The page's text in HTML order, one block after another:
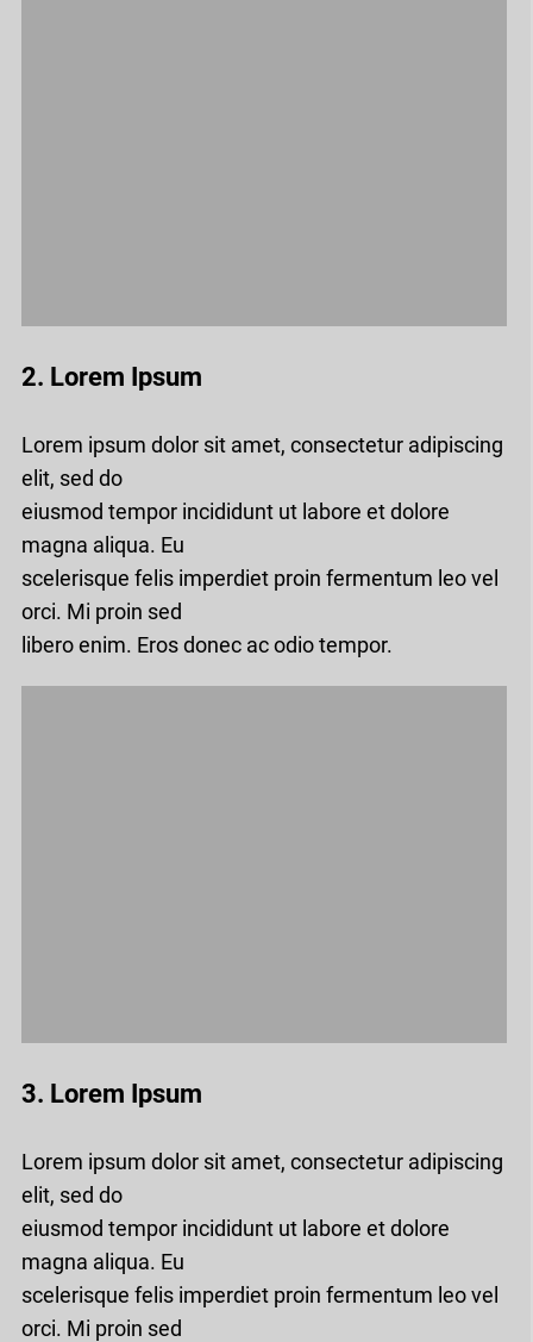
2. Lorem Ipsum
Lorem ipsum dolor sit amet, consectetur adipiscing
elit, sed do
eiusmod tempor incididunt ut labore et dolore
magna aliqua. Eu
scelerisque felis imperdiet proin fermentum leo vel
orci. Mi proin sed
libero enim. Eros donec ac odio tempor.
3. Lorem Ipsum
Lorem ipsum dolor sit amet, consectetur adipiscing
elit, sed do
eiusmod tempor incididunt ut labore et dolore
magna aliqua. Eu
scelerisque felis imperdiet proin fermentum leo vel
orci. Mi proin sed